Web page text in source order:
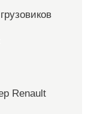
Renault